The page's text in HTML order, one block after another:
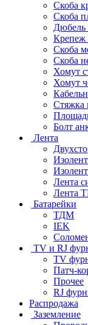
Скоба
Скоба
Дюбель
Крепеж
Скоба
Скоба
Хомут
Хомут
Стяжка
Болт
Лента
Лента
Лента
Батарейки
ТДМ
IEK
TV и RJ
TV
Патч-
Прочее
RJ
Распродажа
Заземление